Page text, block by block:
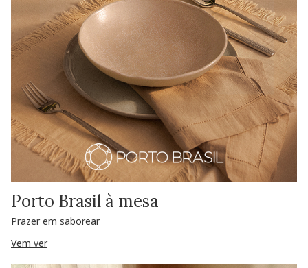
Porto Brasil à mesa
Prazer em saborear
Vem ver